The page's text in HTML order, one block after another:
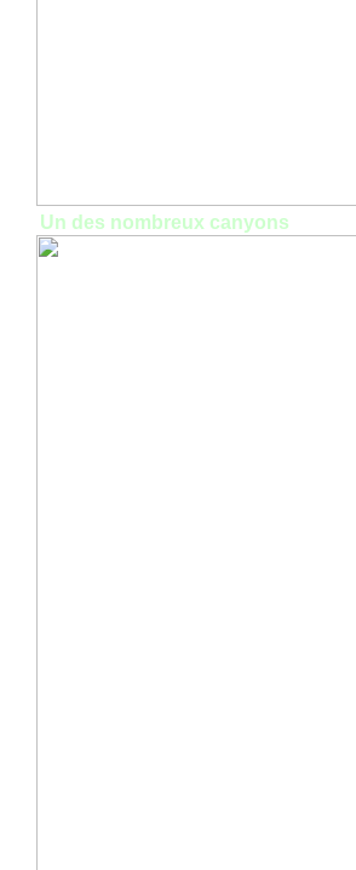
Un des nombreux canyons